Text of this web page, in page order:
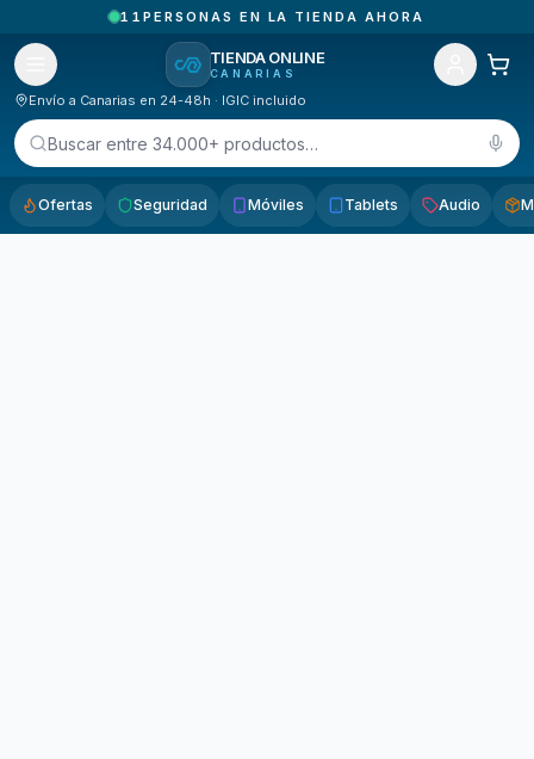
11 PERSONAS EN LA TIENDA AHORA
TIENDA ONLINE
CANARIAS
Envío a Canarias en 24-48h · IGIC incluido
Buscar entre 34.000+ productos…
Ofertas Seguridad Móviles Tablets Audio